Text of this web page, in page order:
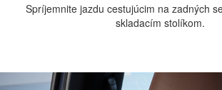
Spríjemnite jazdu cestujúcim na zadných
skladacím stolíkom.